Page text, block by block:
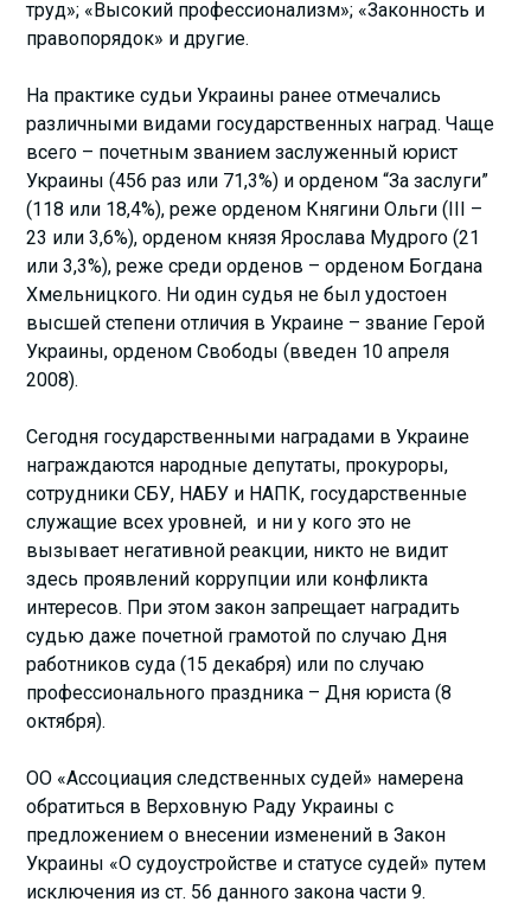
труд»; «Высокий профессионализм»; «Законность и
правопорядок» и другие.
На практике судьи Украины ранее отмечались
различными видами государственных наград. Чаще
всего – почетным званием заслуженный юрист
Украины (456 раз или 71,3%) и орденом “За заслуги”
(118 или 18,4%), реже орденом Княгини Ольги (III –
23 или 3,6%), орденом князя Ярослава Мудрого (21
или 3,3%), реже среди орденов – орденом Богдана
Хмельницкого. Ни один судья не был удостоен
высшей степени отличия в Украине – звание Герой
Украины, орденом Свободы (введен 10 апреля
2008).
Сегодня государственными наградами в Украине
награждаются народные депутаты, прокуроры,
сотрудники СБУ, НАБУ и НАПК, государственные
служащие всех уровней, и ни у кого это не
вызывает негативной реакции, никто не видит
здесь проявлений коррупции или конфликта
интересов. При этом закон запрещает наградить
судью даже почетной грамотой по случаю Дня
работников суда (15 декабря) или по случаю
профессионального праздника – Дня юриста (8
октября).
ОО «Ассоциация следственных судей» намерена
обратиться в Верховную Раду Украины с
предложением о внесении изменений в Закон
Украины «О судоустройстве и статусе судей» путем
исключения из ст. 56 данного закона части 9.